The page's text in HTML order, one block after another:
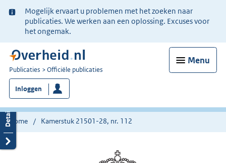
Ter
informatie:
Mogelijk ervaart u problemen met het zoeken naar
publicaties. We werken aan een oplossing. Excuses voor
het ongemak.
Menu
U
bent
nu
hier:
Publicaties Officiële publicaties
Inloggen
Home Kamerstuk 21501-28, nr. 112